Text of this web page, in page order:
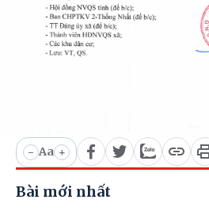
- Aa +
Bài mới nhất